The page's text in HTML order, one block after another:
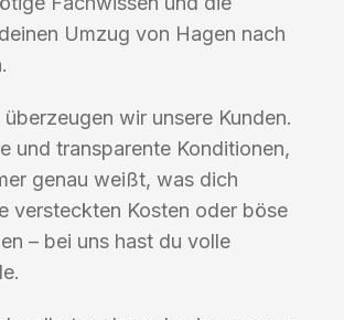
Umzug von Hagen nach
wir unsere Kunden.
und transparente Konditionen,
genau weißt, was dich
versteckten Kosten oder böse
– bei uns hast du volle